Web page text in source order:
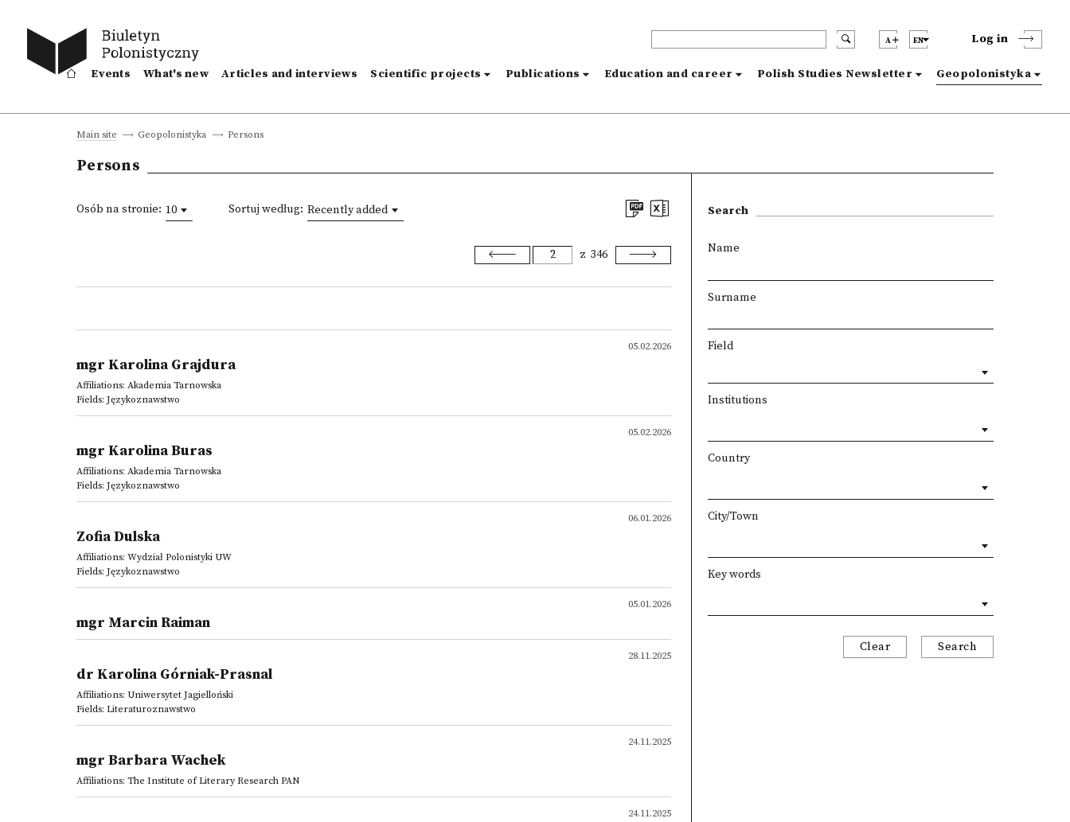
A EN Log in
Events What's new Articles and interviews Scientific projects Publications Education and career Polish Studies Newsletter Geopolonistyka
Main site Geopolonistyka Persons
Persons
Osób na stronie: 10 Sortuj według: Recently added
z 346
05.02.2026
mgr Karolina Grajdura
Affiliations: Akademia Tarnowska
Fields: Językoznawstwo
05.02.2026
mgr Karolina Buras
Affiliations: Akademia Tarnowska
Fields: Językoznawstwo
06.01.2026
Zofia Dulska
Affiliations: Wydział Polonistyki UW
Fields: Językoznawstwo
05.01.2026
mgr Marcin Raiman
28.11.2025
dr Karolina Górniak-Prasnal
Affiliations: Uniwersytet Jagielloński
Fields: Literaturoznawstwo
24.11.2025
mgr Barbara Wachek
Affiliations: The Institute of Literary Research PAN
24.11.2025
Search
Name
Surname
Field
Institutions
Country
City/Town
Key words
Clear Search